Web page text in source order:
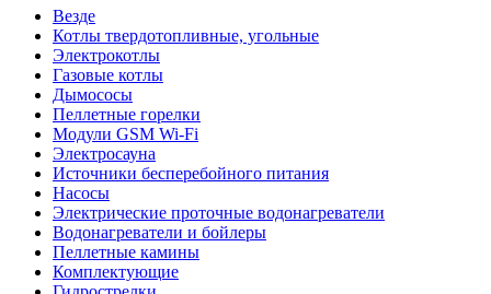
Везде
Котлы твердотопливные, угольные
Электрокотлы
Газовые котлы
Дымососы
Пеллетные горелки
Модули GSM Wi-Fi
Электросауна
Источники бесперебойного питания
Насосы
Электрические проточные водонагреватели
Водонагреватели и бойлеры
Пеллетные камины
Комплектующие